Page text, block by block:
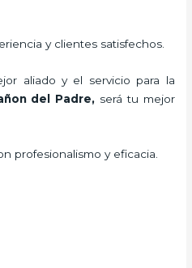
y clientes satisfechos.
aliado y el servicio para la
del Padre, será tu mejor
profesionalismo y eficacia.